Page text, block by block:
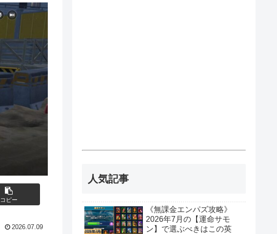
コピー
2026.07.09
人気記事
《無課金エンパズ攻略》
2026年7月の【運命サモ
ン】で選ぶべきはこの英